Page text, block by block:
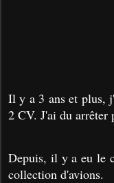
Il y a 3 ans et plus,
2 CV. J'ai du arrêter
Depuis, il y a eu le
collection d'avions.